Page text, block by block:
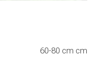
60-80 cm cm